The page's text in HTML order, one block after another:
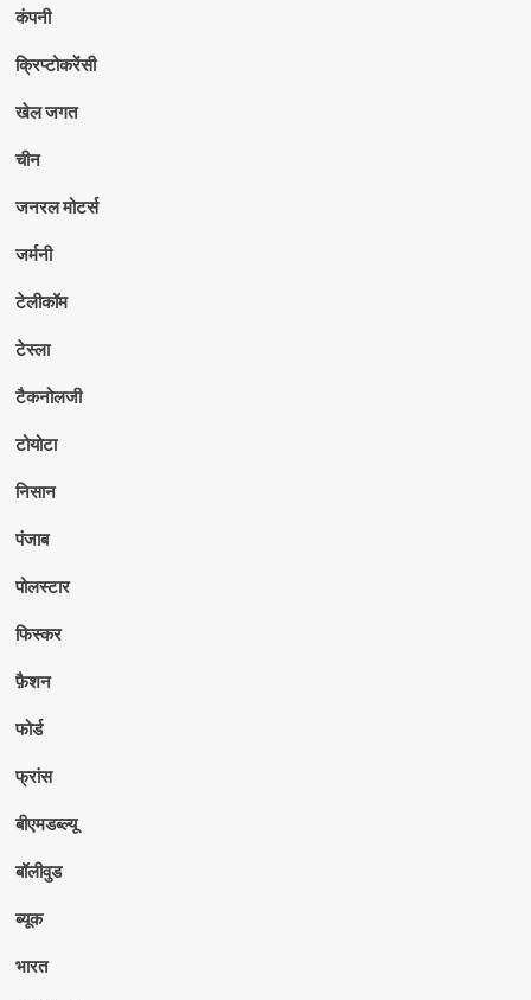
कंपनी
क्रिप्टोकरेंसी
खेल जगत
चीन
जनरल मोटर्स
जर्मनी
टेलीकॉम
टेस्ला
टैकनोलजी
टोयोटा
निसान
पंजाब
पोलस्टार
फिस्कर
फ़ैशन
फोर्ड
फ्रांस
बीएमडब्ल्यू
बॉलीवुड
ब्यूक
भारत